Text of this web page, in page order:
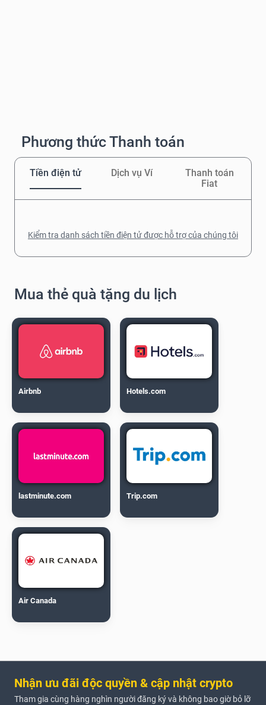
Phương thức Thanh toán
Tiền điện tử Dịch vụ Ví
Thanh toán
Fiat
Kiểm tra danh sách tiền điện tử được hỗ trợ của chúng tôi
Mua thẻ quà tặng du lịch
Airbnb Hotels.com
lastminute.com Trip.com
Air Canada
Nhận ưu đãi độc quyền & cập nhật crypto
Tham gia cùng hàng nghìn người đăng ký và không bao giờ bỏ lỡ